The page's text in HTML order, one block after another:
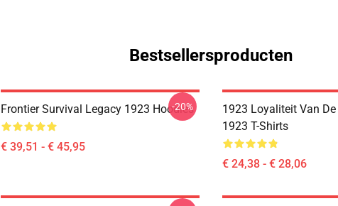
Bestsellersproducten
Frontier Survival Legacy 1923 Hoodies
€ 39,51 - € 45,95
-20%
1923 Loyaliteit Van
1923 T-Shirts
€ 24,38 - € 28,06